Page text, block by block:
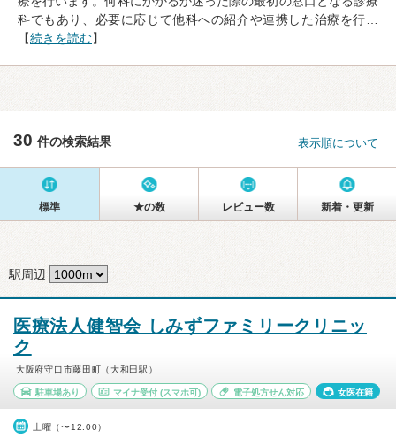
科でもあり、必要に応じて他科への紹介や連携した治療を行…
【続きを読む】
30 件の検索結果 表示順について
標準 ★の数 レビュー数 新着・更新
駅周辺
医療法人健智会 しみずファミリークリニッ
ク
大阪府守口市藤田町（大和田駅）
駐車場あり マイナ受付(スマホ可) 電子処方せん対応 女医在籍
土曜（〜12:00）